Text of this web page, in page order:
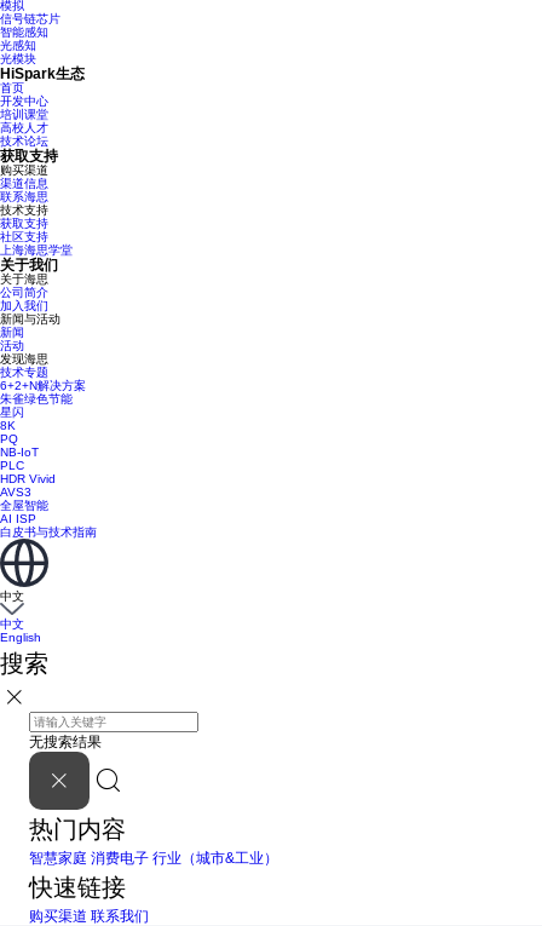
模拟
信号链芯片
智能感知
光感知
光模块
HiSpark生态
首页
开发中心
培训课堂
高校人才
技术论坛
获取支持
购买渠道
渠道信息
联系海思
技术支持
获取支持
社区支持
上海海思学堂
关于我们
关于海思
公司简介
加入我们
新闻与活动
新闻
活动
发现海思
技术专题
6+2+N解决方案
朱雀绿色节能
星闪
8K
PQ
NB-IoT
PLC
HDR Vivid
AVS3
全屋智能
AI ISP
白皮书与技术指南
中文
中文
English
搜索
无搜索结果
热门内容
智慧家庭 消费电子 行业（城市&工业）
快速链接
购买渠道 联系我们